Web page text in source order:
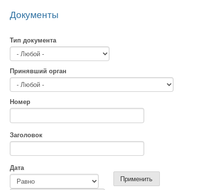
Документы
Тип документа
Принявший орган
Номер
Заголовок
Дата